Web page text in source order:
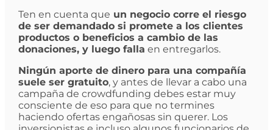
Ten en cuenta que un negocio corre el riesgo
de ser demandado si promete a los clientes
productos o beneficios a cambio de las
donaciones, y luego falla en entregarlos.
Ningún aporte de dinero para una compañía
suele ser gratuito, y antes de llevar a cabo una
campaña de crowdfunding debes estar muy
consciente de eso para que no termines
haciendo ofertas engañosas sin querer. Los